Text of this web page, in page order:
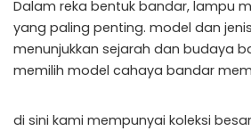
Dalam reka bentuk bandar, lampu
yang paling penting. model dan
menunjukkan sejarah dan budaya
memilih model cahaya bandar
di sini kami mempunyai koleksi